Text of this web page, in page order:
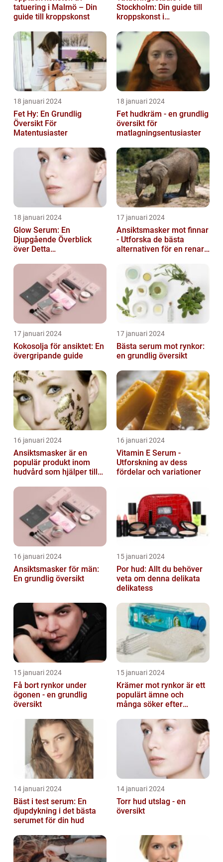
tatuering i Malmö – Din
guide till kroppskonst
Stockholm: Din guide till
kroppskonst i
18 januari 2024
Fet Hy: En Grundlig
Översikt För
Matentusiaster
18 januari 2024
Fet hudkräm - en grundlig
översikt för
matlagningsentusiaster
18 januari 2024
Glow Serum: En
Djupgående Överblick
över Detta
17 januari 2024
Ansiktsmasker mot finnar
- Utforska de bästa
alternativen för en renare
17 januari 2024
Kokosolja för ansiktet: En
övergripande guide
17 januari 2024
Bästa serum mot rynkor:
en grundlig översikt
16 januari 2024
Ansiktsmasker är en
populär produkt inom
hudvård som hjälper till
näring åt hud...
16 januari 2024
Vitamin E Serum -
Utforskning av dess
fördelar och variationer
16 januari 2024
Ansiktsmasker för män:
En grundlig översikt
15 januari 2024
Por hud: Allt du behöver
veta om denna delikata
delikatess
15 januari 2024
Få bort rynkor under
ögonen - en grundlig
översikt
15 januari 2024
Krämer mot rynkor är ett
populärt ämne och
många söker efter
fungerar
14 januari 2024
Bäst i test serum: En
djupdykning i det bästa
serumet för din hud
14 januari 2024
Torr hud utslag - en
översikt